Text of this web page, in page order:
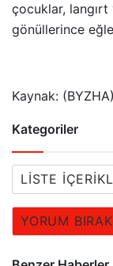
çocuklar,
gönüllerince
Kaynak:
Kategoriler
LISTE
YORUM BIRAK